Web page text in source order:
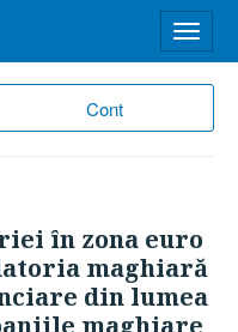
Cont
meniu
în zona euro
maghiară
din lumea
maghiare